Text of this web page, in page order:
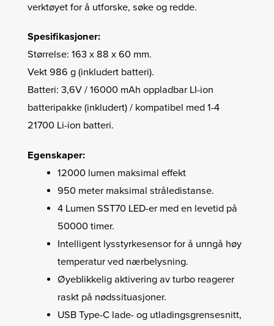
verktøyet for å utforske, søke og redde.
Spesifikasjoner:
Størrelse: 163 x 88 x 60 mm.
Vekt 986 g (inkludert batteri).
Batteri: 3,6V / 16000 mAh oppladbar LI-ion
batteripakke (inkludert) / kompatibel med 1-4
21700 Li-ion batteri.
Egenskaper:
12000 lumen maksimal effekt
950 meter maksimal stråledistanse.
4 Lumen SST70 LED-er med en levetid på
50000 timer.
Intelligent lysstyrkesensor for å unngå høy
temperatur ved nærbelysning.
Øyeblikkelig aktivering av turbo reagerer
raskt på nødssituasjoner.
USB Type-C lade- og utladingsgrensesnitt,